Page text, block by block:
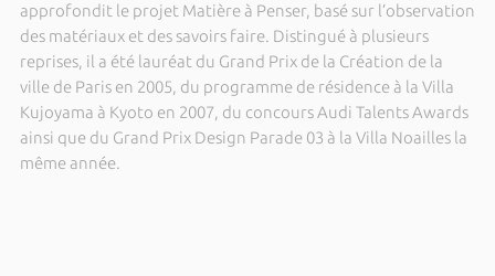
approfondit le projet Matière à Penser, basé sur l’observation
des matériaux et des savoirs faire. Distingué à plusieurs
reprises, il a été lauréat du Grand Prix de la Création de la
ville de Paris en 2005, du programme de résidence à la Villa
Kujoyama à Kyoto en 2007, du concours Audi Talents Awards
ainsi que du Grand Prix Design Parade 03 à la Villa Noailles la
même année.